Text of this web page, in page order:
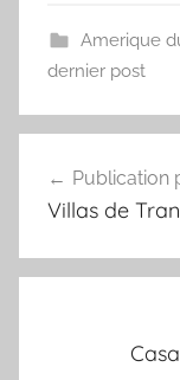
Amerique
dernier post
de
Publication
Villas de